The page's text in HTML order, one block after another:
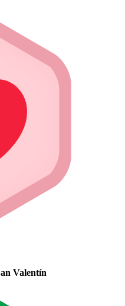
Valentín